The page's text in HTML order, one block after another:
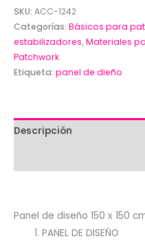
diseño
150
x
150
cm
SKU: ACC-1242
Categorías: Básicos para
estabilizadores,Materiales
Patchwork
Etiqueta: panel de dieño
Descripción
Panel de diseño 150 x 150
PANEL DE DISEÑO